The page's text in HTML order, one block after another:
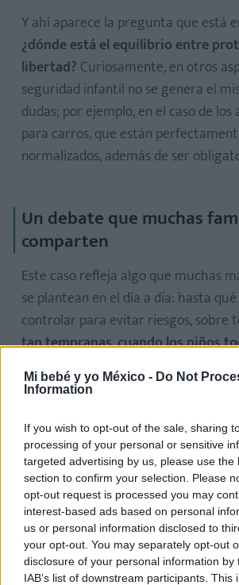
Mi bebé y yo México - Do Not
Information
If you wish to opt-out of the sale, sharing
processing of your personal or sensitive
targeted advertising by us, please use the
section to confirm your selection. Please
opt-out request is processed you may
interest-based ads based on personal
us or personal information disclosed to
your opt-out. You may separately opt-out
disclosure of your personal information by
IAB’s list of downstream participants. This
Y ahí aparece la pregunta que está
¿dónde está el equilibrio entre
libertad? Curiosamente, en otros
seguridad infantil no se genera el
dudas; por ejemplo, en el caso de
para carros, que están
normalizados, además de ser
Un debate que muchas
comparten
Este caso refleja algo que muchas
se plantean en el día a día: hasta
controlar para evitar riesgos, sobre
tan tempranas,cuando los niños
conscientes del peligro.
Lo que para unos es una medida
otros puede parecer excesiva. Y
como ocurre a menudo en crianza,
respuesta.
El video sigue generando
enfrentadas. ¿Te parece una forma
garantizar la seguridad en una
que debería hacerse de otra